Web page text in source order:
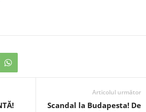
Articolul următor
Scandal la Budapesta! De